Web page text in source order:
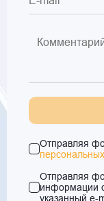
Отправляя
Отправляя
информации
указанный e-